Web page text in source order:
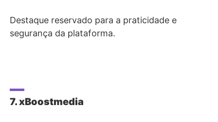
Destaque reservado para a praticidade e
segurança da plataforma.
7. xBoostmedia